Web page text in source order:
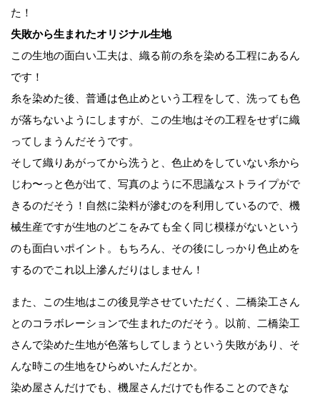
た！
失敗から生まれたオリジナル生地
この生地の面白い工夫は、織る前の糸を染める工程にあるん
です！
糸を染めた後、普通は色止めという工程をして、洗っても色
が落ちないようにしますが、この生地はその工程をせずに織
ってしまうんだそうです。
そして織りあがってから洗うと、色止めをしていない糸から
じわ〜っと色が出て、写真のように不思議なストライプがで
きるのだそう！自然に染料が滲むのを利用しているので、機
械生産ですが生地のどこをみても全く同じ模様がないという
のも面白いポイント。もちろん、その後にしっかり色止めを
するのでこれ以上滲んだりはしません！
また、この生地はこの後見学させていただく、二橋染工さん
とのコラボレーションで生まれたのだそう。以前、二橋染工
さんで染めた生地が色落ちしてしまうという失敗があり、そ
んな時この生地をひらめいたんだとか。
染め屋さんだけでも、機屋さんだけでも作ることのできな